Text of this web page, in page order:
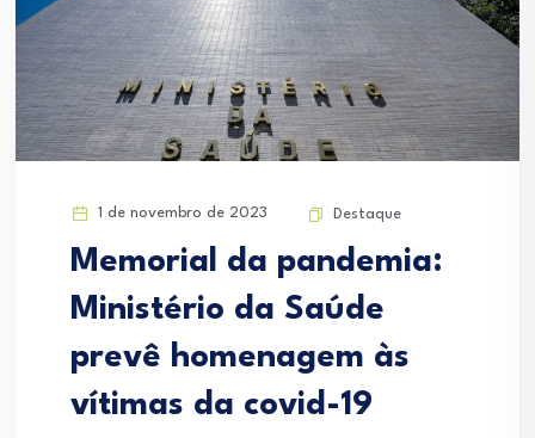
1 de novembro de 2023 Destaque
Memorial da pandemia:
Ministério da Saúde
prevê homenagem às
vítimas da covid-19